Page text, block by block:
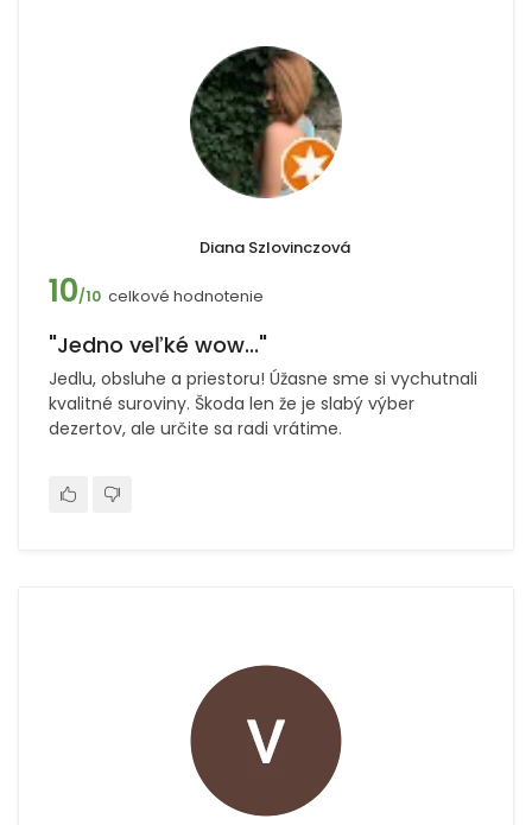
Diana Szlovinczová
10/10 celkové hodnotenie
"Jedno veľké wow..."
Jedlu, obsluhe a priestoru! Úžasne sme si vychutnali
kvalitné suroviny. Škoda len že je slabý výber
dezertov, ale určite sa radi vrátime.